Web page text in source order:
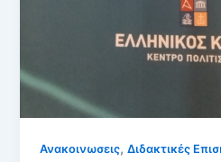
Ανακοινωσεις,Διδακτικές